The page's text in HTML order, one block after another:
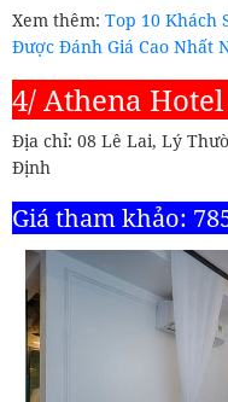
Xem thêm: Top 10 Khách
Được Đánh Giá Cao Nhất
4/ Athena
Địa chỉ: 08 Lê Lai, Lý
Định
Giá tham khảo: